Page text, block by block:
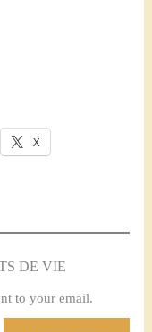
X
DE VIE
to your email.